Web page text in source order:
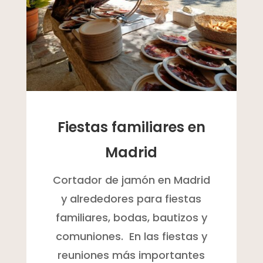
Fiestas familiares en
Madrid
Cortador de jamón en Madrid
y alrededores para fiestas
familiares, bodas, bautizos y
comuniones. En las fiestas y
reuniones más importantes